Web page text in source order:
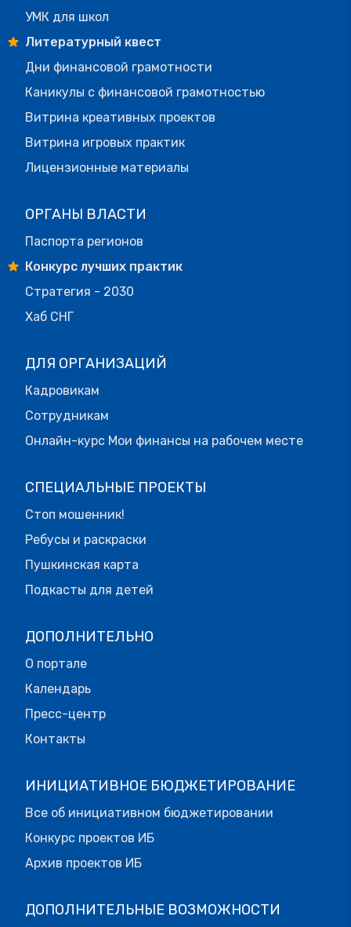
УМК для школ
Литературный квест
Дни финансовой грамотности
Каникулы с финансовой грамотностью
Витрина креативных проектов
Витрина игровых практик
Лицензионные материалы
ОРГАНЫ ВЛАСТИ
Паспорта регионов
Конкурс лучших практик
Стратегия - 2030
Хаб СНГ
ДЛЯ ОРГАНИЗАЦИЙ
Кадровикам
Сотрудникам
Онлайн-курс Мои финансы на рабочем месте
СПЕЦИАЛЬНЫЕ ПРОЕКТЫ
Стоп мошенник!
Ребусы и раскраски
Пушкинская карта
Подкасты для детей
ДОПОЛНИТЕЛЬНО
О портале
Календарь
Пресс-центр
Контакты
ИНИЦИАТИВНОЕ БЮДЖЕТИРОВАНИЕ
Все об инициативном бюджетировании
Конкурс проектов ИБ
Архив проектов ИБ
ДОПОЛНИТЕЛЬНЫЕ ВОЗМОЖНОСТИ